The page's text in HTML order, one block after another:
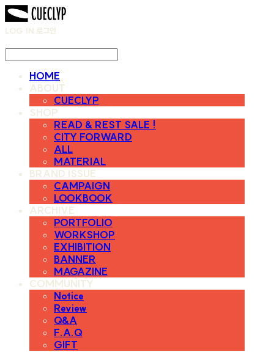
LOG IN 로그인
HOME
ABOUT
CUECLYP
SHOP
READ & REST SALE !
CITY FORWARD
ALL
MATERIAL
BRAND ISSUE
CAMPAIGN
LOOKBOOK
ARCHIVE
PORTFOLIO
WORKSHOP
EXHIBITION
BANNER
MAGAZINE
COMMUNITY
Notice
Review
Q&A
F.A.Q
GIFT